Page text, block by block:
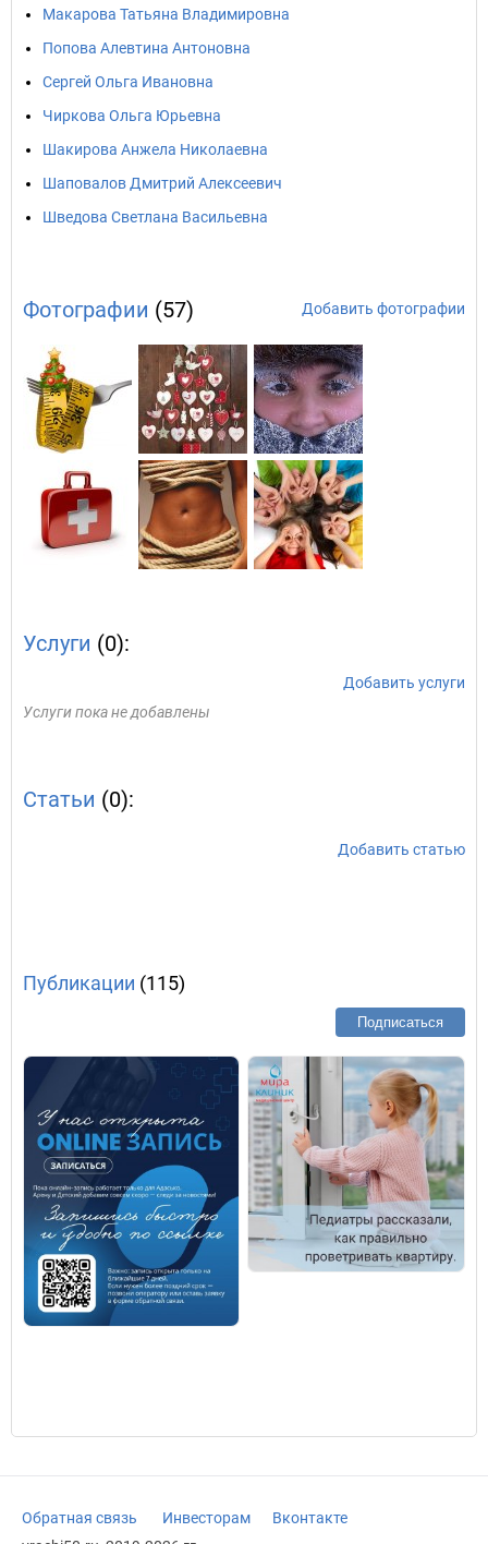
Макарова Татьяна Владимировна
Попова Алевтина Антоновна
Сергей Ольга Ивановна
Чиркова Ольга Юрьевна
Шакирова Анжела Николаевна
Шаповалов Дмитрий Алексеевич
Шведова Светлана Васильевна
Фотографии (57) Добавить фотографии
Услуги (0):
Добавить услуги
Услуги пока не добавлены
Статьи (0):
Добавить статью
Публикации (115)
Подписаться
Обратная связь Инвесторам
Вконтакте